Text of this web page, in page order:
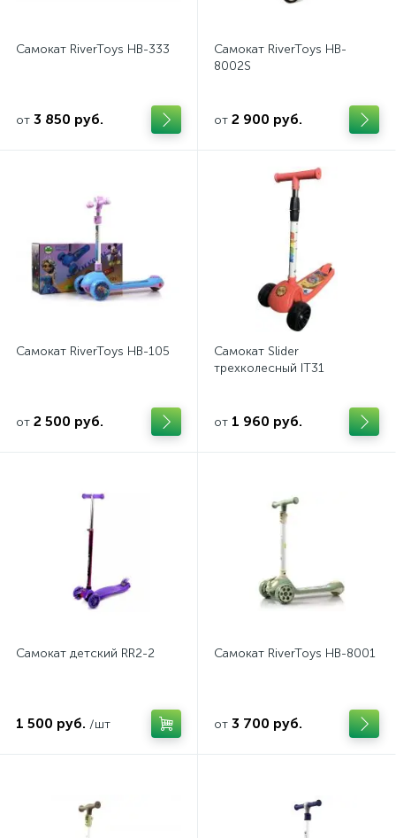
Самокат RiverToys HB-333
от 3 850 руб.
Самокат RiverToys HB-
8002S
от 2 900 руб.
Самокат RiverToys HB-105
от 2 500 руб.
Самокат Slider
трехколесный IT31
от 1 960 руб.
Самокат детский RR2-2
1 500 руб. /шт
Самокат RiverToys HB-8001
от 3 700 руб.